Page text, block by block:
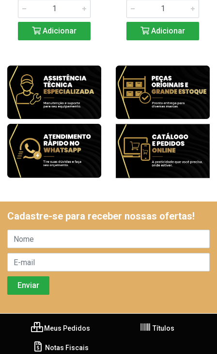
Adicionar Adicionar
Cadastre-se para receber nossas ofertas!
Meus Pedidos Títulos
Notas Fiscais